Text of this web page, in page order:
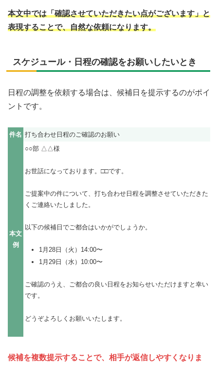
本文中では「確認させていただきたい点がございます」と
表現することで、自然な依頼になります。
スケジュール・日程の確認をお願いしたいとき
日程の調整を依頼する場合は、候補日を提示するのがポイ
ントです。
件名 打ち合わせ日程のご確認のお願い
本文
例
○○部 △△様
お世話になっております。□□です。
ご提案中の件について、打ち合わせ日程を調整させていただきた
くご連絡いたしました。
以下の候補日でご都合はいかがでしょうか。
1月28日（火）14:00〜
1月29日（水）10:00〜
ご確認のうえ、ご都合の良い日程をお知らせいただけますと幸い
です。
どうぞよろしくお願いいたします。
候補を複数提示することで、相手が返信しやすくなりま